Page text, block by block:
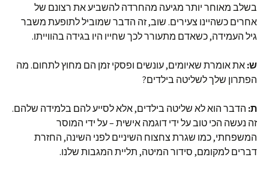
בשלב מאוחר יותר מגיעה מהחרדה להשביע את רצונם של
אחרים כשהיינו צעירים. שוב, זה הדבר שמוביל לתופעת משבר
גיל העמידה, כשאדם מתעורר לכך שחייו היו בגידה בהווייתו.
ש: את אומרת שאיומים, עונשים ופסקי זמן הם מחוץ לתחום. מה
הפתרון שלך לשליטה בילדים?
ת: הדבר הוא לא שליטה בילדים, אלא לסייע להם בלמידה שלהם.
זה נעשה הכי טוב על ידי דוגמה אישית – על ידי המוסר
המשפחתי, כמו שגרת צחצוח השיניים לפני השינה, החזרת
דברים למקומם, סידור המיטה, תליית המגבות שלנו.